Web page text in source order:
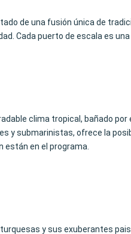
de una fusión única de
Cada puerto de escala es
clima tropical, bañado
y submarinistas, ofrece la
están en el programa.
y sus exuberantes